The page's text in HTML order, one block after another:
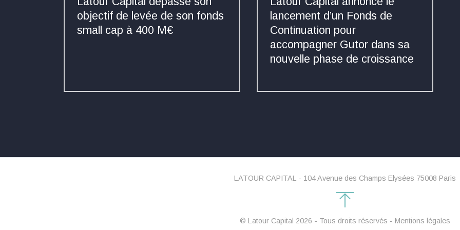
objectif de levée de son fonds
small cap à 400 M€
lancement d’un Fonds de
Continuation pour
accompagner Gutor dans sa
nouvelle phase de croissance
LATOUR CAPITAL - 104 Avenue des Champs Elysées 75008 Paris
© Latour Capital 2026 - Tous droits réservés - Mentions légales